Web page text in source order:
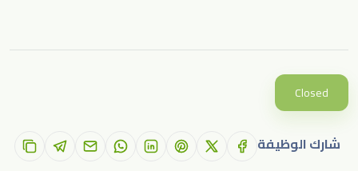
Closed
شارك الوظيفة